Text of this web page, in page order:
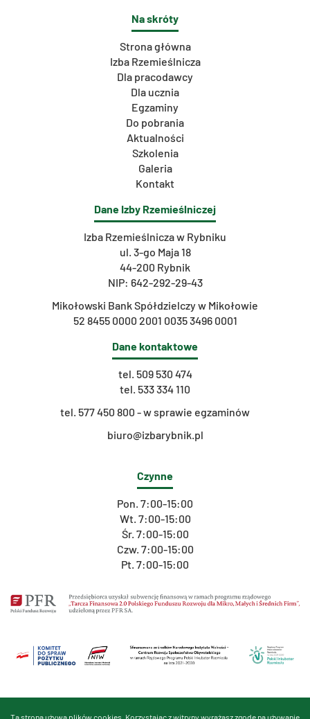
Na skróty
Strona główna
Izba Rzemieślnicza
Dla pracodawcy
Dla ucznia
Egzaminy
Do pobrania
Aktualności
Szkolenia
Galeria
Kontakt
Dane Izby Rzemieślniczej
Izba Rzemieślnicza w Rybniku
ul. 3-go Maja 18
44-200 Rybnik
NIP: 642-292-29-43
Mikołowski Bank Spółdzielczy w Mikołowie
52 8455 0000 2001 0035 3496 0001
Dane kontaktowe
tel. 509 530 474
tel. 533 334 110
tel. 577 450 800 - w sprawie egzaminów
biuro@izbarybnik.pl
Czynne
Pon. 7:00-15:00
Wt. 7:00-15:00
Śr. 7:00-15:00
Czw. 7:00-15:00
Pt. 7:00-15:00
Ta strona używa plików cookies. Korzystając z witryny wyrażasz zgodę na używanie